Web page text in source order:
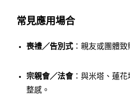
常見應用場合
喪禮／告別式：親友或團體致
宗親會／法會：與米塔、蓮花
整感。